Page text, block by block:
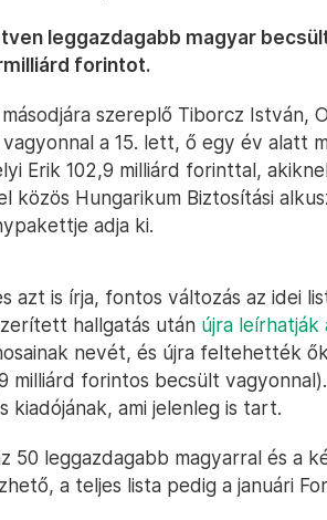
leggazdagabb magyar
forintot.
szereplő Tiborcz István,
a 15. lett, ő egy év alatt
Erik 102,9 milliárd forinttal,
közös Hungarikum Biztosítási
adja ki.
azt is írja, fontos változás az idei
hallgatás után újra
nevét, és újra feltehették
milliárd forintos becsült
kiadójának, ami jelenleg is tart.
50 leggazdagabb magyarral és a
a teljes lista pedig a januári